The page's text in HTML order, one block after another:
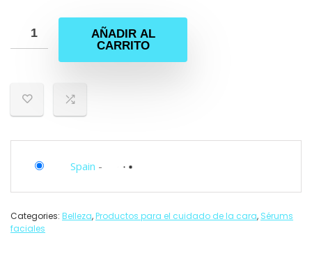
AÑADIR AL
CARRITO
Spain -
Categories: Belleza,Productos para el cuidado de la cara, Sérums
faciales